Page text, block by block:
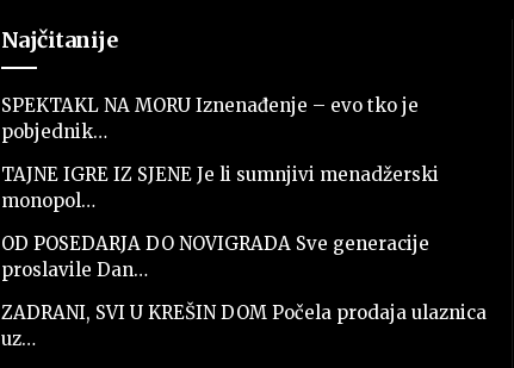
Najčitanije
SPEKTAKL NA MORU Iznenađenje – evo tko je
pobjednik…
TAJNE IGRE IZ SJENE Je li sumnjivi menadžerski
monopol…
OD POSEDARJA DO NOVIGRADA Sve generacije
proslavile Dan…
ZADRANI, SVI U KREŠIN DOM Počela prodaja ulaznica
uz…